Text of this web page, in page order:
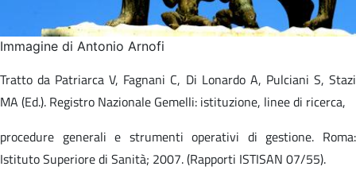
Immagine di Antonio Arnofi
Tratto da Patriarca V, Fagnani C, Di Lonardo A, Pulciani S, Stazi
MA (Ed.). Registro Nazionale Gemelli: istituzione, linee di ricerca,​
procedure generali e strumenti operativi di gestione. Roma:
Istituto Superiore di Sanità; 2007. (Rapporti ISTISAN 07/55).​